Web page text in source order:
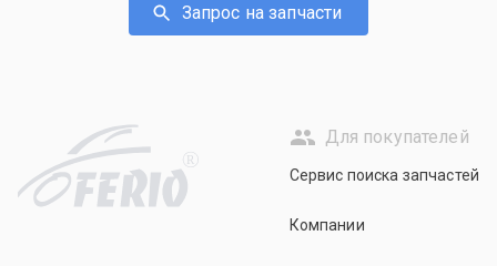
Запрос на запчасти
R
Для покупателей
Сервис поиска запчастей
Компании